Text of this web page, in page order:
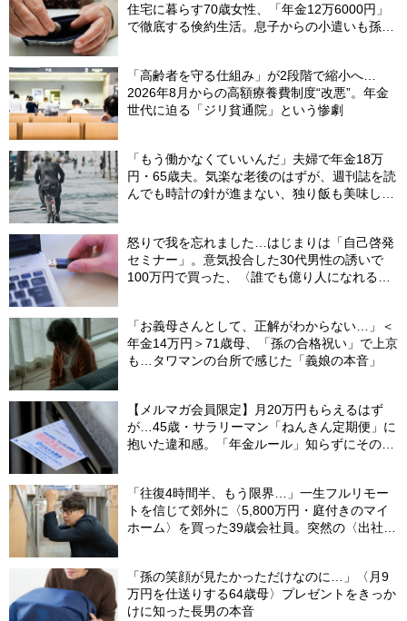
住宅に暮らす70歳女性、「年金12万6000円」
で徹底する倹約生活。息子からの小遣いも孫の
「高齢者を守る仕組み」が2段階で縮小へ…
2026年8月からの高額療養費制度“改悪”。年金
世代に迫る「ジリ貧通院」という惨劇
「もう働かなくていいんだ」夫婦で年金18万
円・65歳夫。気楽な老後のはずが、週刊誌を読
んでも時計の針が進まない、独り飯も美味しく
怒りで我を忘れました…はじまりは「自己啓発
セミナー」。意気投合した30代男性の誘いで
100万円で買った、〈誰でも億り人になれる
「お義母さんとして、正解がわからない…」＜
年金14万円＞71歳母、「孫の合格祝い」で上京
も…タワマンの台所で感じた「義娘の本音」
【メルマガ会員限定】月20万円もらえるはず
が…45歳・サラリーマン「ねんきん定期便」に
抱いた違和感。「年金ルール」知らずにそのま
「往復4時間半、もう限界…」一生フルリモー
トを信じて郊外に〈5,800万円・庭付きのマイ
ホーム〉を買った39歳会社員。突然の〈出社
「孫の笑顔が見たかっただけなのに…」〈月9
万円を仕送りする64歳母〉プレゼントをきっか
けに知った長男の本音